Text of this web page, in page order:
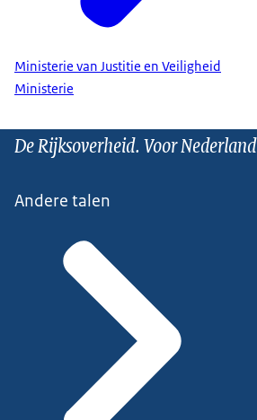
Ministerie van Justitie en Veiligheid
Ministerie
De Rijksoverheid. Voor Nederland
Andere talen